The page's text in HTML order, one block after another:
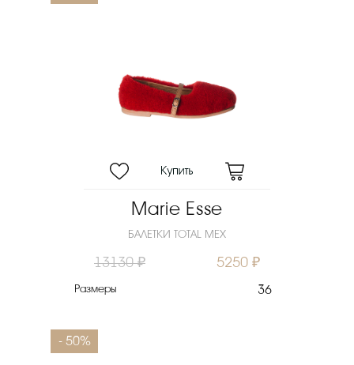
Marie Esse
БАЛЕТКИ TOTAL МЕХ
13130 ₽ 5250 ₽
Размеры 36
- 50%